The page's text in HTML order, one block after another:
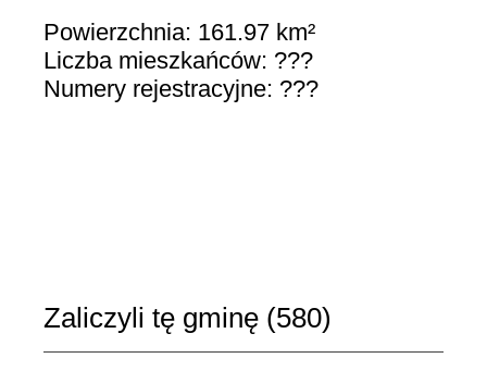
Powierzchnia: 161.97 km²
Liczba mieszkańców: ???
Numery rejestracyjne: ???
Zaliczyli tę gminę (580)